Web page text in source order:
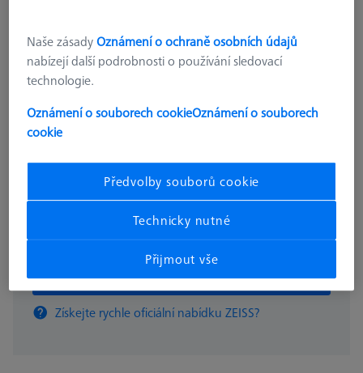
reflexní, nekódované, 1000 kusů
000250-0004-760
€ 565.00 bez DPH
ks
Přidat do košíku
Získejte rychle oficiální nabídku ZEISS?
Naše zásadyOznámení o ochraně osobních údajů
nabízejí další podrobnosti o používání sledovací
technologie.
Oznámení o souborech cookieOznámení o souborech
cookie
Předvolby souborů cookie
Technicky nutné
Přijmout vše